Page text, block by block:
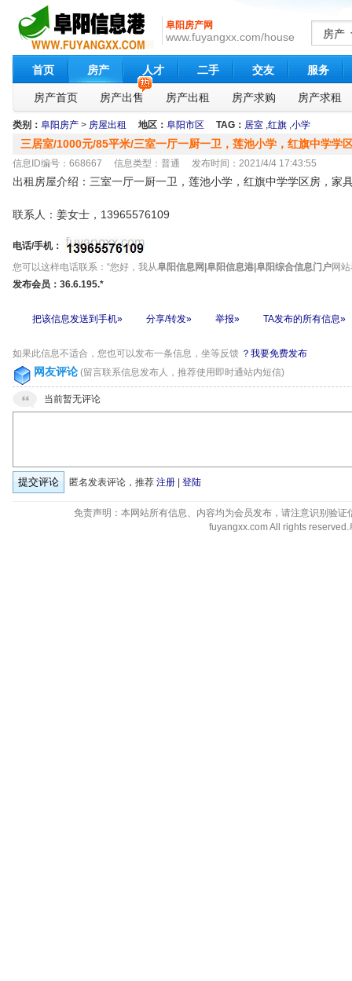
阜阳房产网
www.fuyangxx.com/house 房产
首页 房产 人才 二手 交友 服务
房产首页 房产出售 房产出租 房产求购 房产求租
类别： 阜阳房产 > 房屋出租 地区： 阜阳市区 TAG： 居室 ,红旗 ,小学
三居室/1000元/85平米/三室一厅一厨一卫，莲池小学，红旗中学学
信息ID编号：668667 信息类型：普通 发布时间：2021/4/4 17:43:55
出租房屋介绍：三室一厅一厨一卫，莲池小学，红旗中学学区房，家
联系人：姜女士，13965576109
电话/手机：
您可以这样电话联系：“您好，我从阜阳信息网|阜阳信息港|阜阳综合信息门户网
发布会员：36.6.195.*
把该信息发送到手机» 分享/转发» 举报» TA发布的所有信息»
如果此信息不适合，您也可以发布一条信息，坐等反馈 ？我要免费发布
网友评论 (留言联系信息发布人，推荐使用即时通站内短信)
当前暂无评论
匿名发表评论，推荐 注册 登陆
免责声明：本网站所有信息、内容均为会员发布，请注意识别验
fuyangxx.com All rights